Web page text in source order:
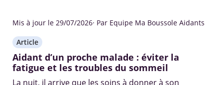
Mis à jour le 29/07/2026· Par Equipe Ma Boussole Aidants
Article
Aidant d’un proche malade : éviter la
fatigue et les troubles du sommeil
La nuit, il arrive que les soins à donner à son